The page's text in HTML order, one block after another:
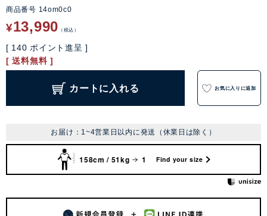
商品番号 14om0c0
¥13,990 税込
[ 140 ポイント進呈 ]
送料無料
カートに入れる お気に入りに追加
お届け：1~4営業日以内に発送（休業日は除く）
158cm / 51kg 1 Find your size